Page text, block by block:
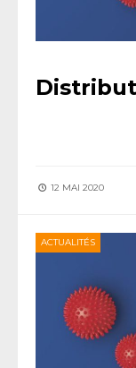
12 MAI 2020
ACTUALITÉS